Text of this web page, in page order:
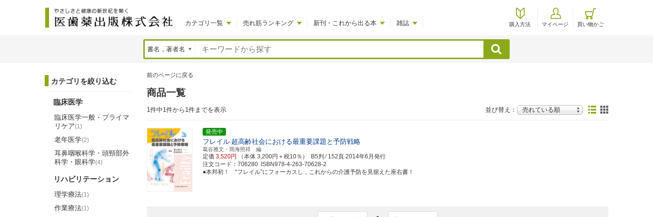
カテゴリ一覧 売れ筋ランキング 新刊・これから出る本 雑誌 購入方法 マイページ 買い物かご
検索
前のページに戻る
商品一覧
1件中1件から1件までを表示 並び替え：
発売中
フレイル 超高齢社会における最重要課題と予防戦略
葛谷雅文・雨海照祥 編
定価 3,520円 （本体 3,200円＋税10％） B5判 ⁄ 152頁 2014年6月発行
注文コード：706280 ISBN978-4-263-70628-2
●本邦初！ “フレイル”にフォーカスし，これからの介護予防を見据えた座右書！
カテゴリを絞り込む
臨床医学
臨床医学一般・プライマ
リケア(1)
老年医学(2)
耳鼻咽喉科学・頭頸部外
科学・眼科学(4)
リハビリテーション
理学療法(1)
作業療法(1)